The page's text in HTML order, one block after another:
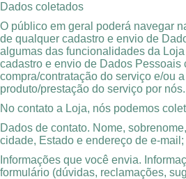
Dados coletados
O público em geral poderá navegar
de qualquer cadastro e envio de
algumas das funcionalidades da
cadastro e envio de Dados Pessoais
compra/contratação do serviço e/ou
produto/prestação do serviço por nós.
No contato a Loja, nós podemos
Dados de contato. Nome,
cidade, Estado e endereço de e-mail;
Informações que você envia.
formulário (dúvidas, reclamações,